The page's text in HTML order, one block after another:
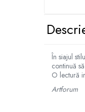
În siajul
continuă
O lectură
Artforum